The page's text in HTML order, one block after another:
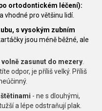
ortodontickém léčení):
vhodné pro většinu lidí.
s vysokým zubním
jsou méně běžné, ale
volně zasunut do mezery
odpor, je příliš velký. Příliš
- ne s dlouhými,
a lépe odstraňují plak.